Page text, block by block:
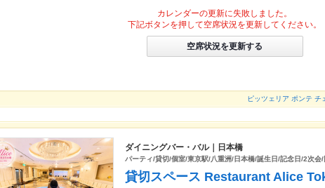
カレンダーの更新に失敗しました。
下記ボタンを押して空席状況を更新してください。
空席状況を更新する
ピッツェリア ポンテ チ
ダイニングバー・バル｜日本橋
パーティ/貸切/個室/東京駅/八重洲/日本橋/誕生日/記念日/2次会
貸切スペース Restaurant Alice